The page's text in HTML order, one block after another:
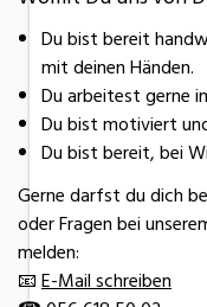
Du bist bereit
mit deinen Händen.
Du arbeitest gerne
Du bist motiviert
Du bist bereit, bei
Gerne darfst du dich
oder Fragen bei
melden:
📧E-Mail schreiben